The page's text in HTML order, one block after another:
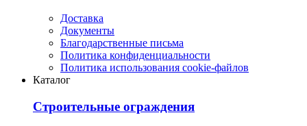
Доставка
Документы
Благодарственные письма
Политика конфиденциальности
Политика использования cookie-файлов
Каталог
Строительные ограждения